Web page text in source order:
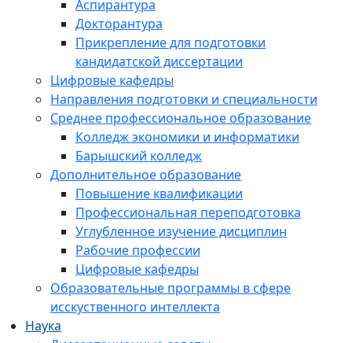
Аспирантура
Докторантура
Прикрепление для подготовки
кандидатской диссертации
Цифровые кафедры
Направления подготовки и специальности
Среднее профессиональное образование
Колледж экономики и информатики
Барышский колледж
Дополнительное образование
Повышение квалификации
Профессиональная переподготовка
Углубленное изучение дисциплин
Рабочие профессии
Цифровые кафедры
Образовательные программы в сфере
исскуственного интеллекта
Наука